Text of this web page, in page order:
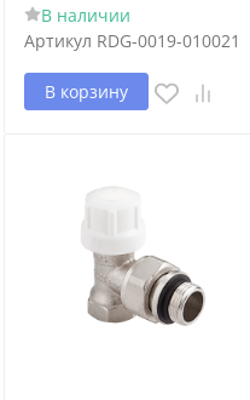
В наличии
Артикул RDG-0019-010021
В корзину